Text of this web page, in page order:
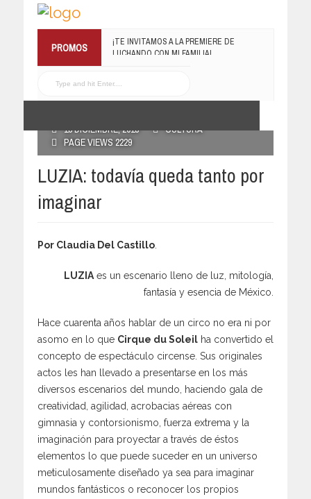
PROMOS
RECONOCE MX TE REGALA EL
COMPILADO #ELRECOMENDADOVOL4
13 DICIEMBRE, 2018
CULTURA
PAGE VIEWS 2229
LUZIA: todavía queda tanto por
imaginar
Por Claudia Del Castillo
LUZIA es un escenario lleno de luz, mitología,
fantasía y esencia de México.
Hace cuarenta años hablar de un circo no era ni por
asomo en lo que Cirque du Soleil ha convertido el
concepto de espectáculo circense. Sus originales
actos les han llevado a presentarse en los más
diversos escenarios del mundo, haciendo gala de
creatividad, agilidad, acrobacias aéreas con
gimnasia y contorsionismo, fuerza extrema y la
imaginación para proyectar a través de éstos
elementos lo que puede suceder en un universo
meticulosamente diseñado ya sea para imaginar
mundos fantásticos o reconocer los propios